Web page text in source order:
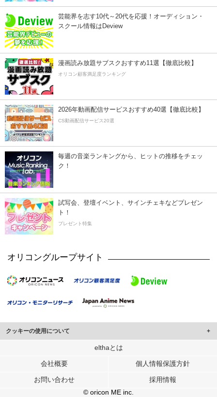
芸能界を志す10代～20代を応援！オーディション・
スクール情報はDeview
漫画読み放題サブスクおすすめ11選【徹底比較】
オリコン顧客満足度ランキング
2026年動画配信サービスおすすめ40選【徹底比較】
CS動画配信サービス20選
毎週の音楽ランキングから、ヒットの推移をチェッ
ク！
試写会、登壇イベント、サインチェキなどプレゼン
ト！
プレゼント特集
オリコングループサイト
クッキーの使用について
このサイトでは Cookie を使用して、ユーザーに合わせたコンテンツや広告の
行っています。
メディアや広告配信、データ解析の各パートナーに提供しています。
各パートナーは、この情報とユーザーが各パートナーに提供した他の情報や、
elthaとは
会社概要 個人情報保護方針
お問い合わせ
採用情報
© oricon ME inc.